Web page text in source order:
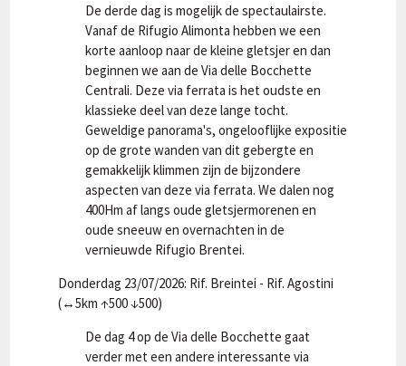
De derde dag is mogelijk de spectaulairste.
Vanaf de Rifugio Alimonta hebben we een
korte aanloop naar de kleine gletsjer en dan
beginnen we aan de Via delle Bocchette
Centrali. Deze via ferrata is het oudste en
klassieke deel van deze lange tocht.
Geweldige panorama's, ongelooflijke expositie
op de grote wanden van dit gebergte en
gemakkelijk klimmen zijn de bijzondere
aspecten van deze via ferrata. We dalen nog
400Hm af langs oude gletsjermorenen en
oude sneeuw en overnachten in de
vernieuwde Rifugio Brentei.
Donderdag 23/07/2026: Rif. Breintei - Rif. Agostini
(↔5km ↑500 ↓500)
De dag 4 op de Via delle Bocchette gaat
verder met een andere interessante via